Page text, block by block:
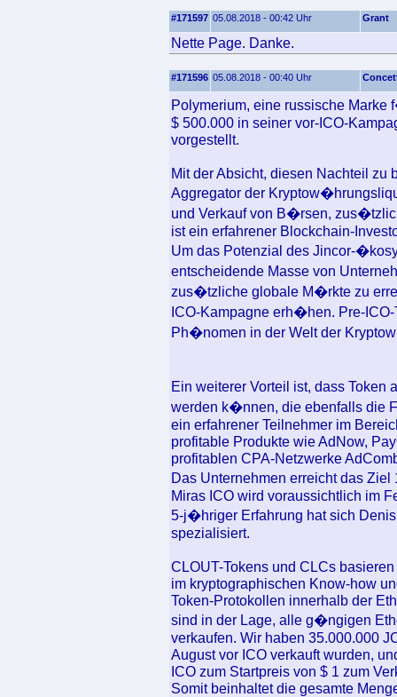
#171597 05.08.2018 - 00:42 Uhr Grant
Nette Page. Danke.
#171596 05.08.2018 - 00:40 Uhr
Polymerium, eine russische
$ 500.000 in seiner vor-ICO-
vorgestellt.
Mit der Absicht, diesen Nachteil zu
Aggregator der
und Verkauf von B�rsen,
ist ein erfahrener Blockchain-
Um das Potenzial des Jincor-
entscheidende Masse von
zus�tzliche globale M�rkte zu
ICO-Kampagne erh�hen. Pre-
Ph�nomen in der Welt der
Ein weiterer Vorteil ist, dass
werden k�nnen, die ebenfalls die
ein erfahrener Teilnehmer im
profitable Produkte wie AdNow,
profitablen CPA-Netzwerke
Das Unternehmen erreicht das
Miras ICO wird voraussichtlich im
5-j�hriger Erfahrung hat sich
spezialisiert.
CLOUT-Tokens und CLCs
im kryptographischen Know-how
Token-Protokollen innerhalb der
sind in der Lage, alle g�ngigen
verkaufen. Wir haben 35.000.000
August vor ICO verkauft wurden,
ICO zum Startpreis von $ 1 zum
Somit beinhaltet die gesamte